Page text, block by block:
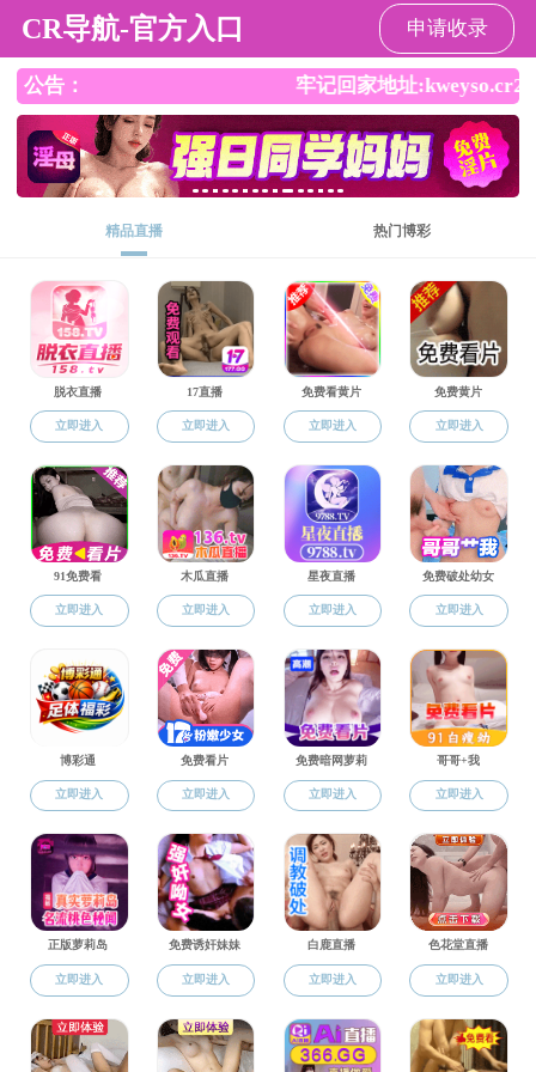
吃瓜网 吃瓜网介绍 师资队伍 人才培
通知公告
通知公告
各位考生
附件【吃瓜网
上一篇：
吃瓜网
下一篇：
关于我